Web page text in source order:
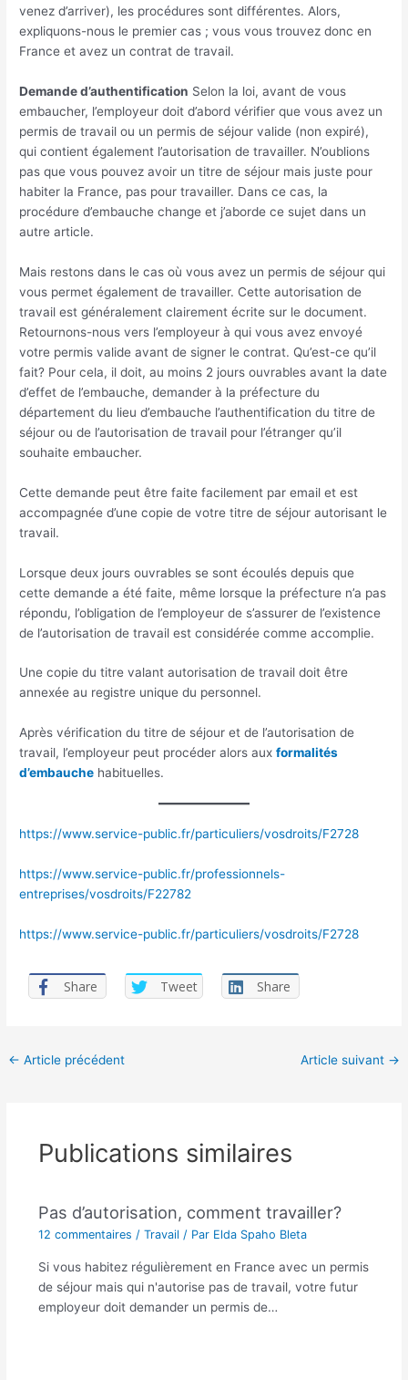
venez d’arriver), les procédures sont différentes. Alors,
expliquons-nous le premier cas ; vous vous trouvez donc en
France et avez un contrat de travail.
Demande d’authentification Selon la loi, avant de vous
embaucher, l’employeur doit d’abord vérifier que vous avez un
permis de travail ou un permis de séjour valide (non expiré),
qui contient également l’autorisation de travailler. N’oublions
pas que vous pouvez avoir un titre de séjour mais juste pour
habiter la France, pas pour travailler. Dans ce cas, la
procédure d’embauche change et j’aborde ce sujet dans un
autre article.
Mais restons dans le cas où vous avez un permis de séjour qui
vous permet également de travailler. Cette autorisation de
travail est généralement clairement écrite sur le document.
Retournons-nous vers l’employeur à qui vous avez envoyé
votre permis valide avant de signer le contrat. Qu’est-ce qu’il
fait? Pour cela, il doit, au moins 2 jours ouvrables avant la date
d’effet de l’embauche, demander à la préfecture du
département du lieu d’embauche l’authentification du titre de
séjour ou de l’autorisation de travail pour l’étranger qu’il
souhaite embaucher.
Cette demande peut être faite facilement par email et est
accompagnée d’une copie de votre titre de séjour autorisant le
travail.
Lorsque deux jours ouvrables se sont écoulés depuis que
cette demande a été faite, même lorsque la préfecture n’a pas
répondu, l’obligation de l’employeur de s’assurer de l’existence
de l’autorisation de travail est considérée comme accomplie.
Une copie du titre valant autorisation de travail doit être
annexée au registre unique du personnel.
Après vérification du titre de séjour et de l’autorisation de
travail, l’employeur peut procéder alors auxformalités
d’embauche habituelles.
https://www.service-public.fr/particuliers/vosdroits/F2728
https://www.service-public.fr/professionnels-
entreprises/vosdroits/F22782
https://www.service-public.fr/particuliers/vosdroits/F2728
Share Tweet Share
Navigation
← Article précédent Article suivant →
Publications similaires
Pas d’autorisation, comment travailler?
12 commentaires / Travail / Par Elda Spaho Bleta
Si vous habitez régulièrement en France avec un permis
de séjour mais qui n'autorise pas de travail, votre futur
employeur doit demander un permis de…